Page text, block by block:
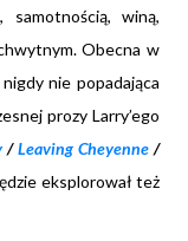
winą,
Obecna w
nie popadająca
prozy Larry’ego
/Leaving Cheyenne /
eksplorował też